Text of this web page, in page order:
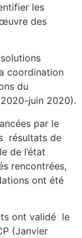
les
des
coordination
du
juin 2020).
par le
résultats de
de l’état
rencontrées,
ont été
ont validé le
(Janvier